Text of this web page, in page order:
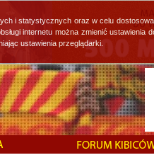
i statystycznych oraz w celu
internetu można zmienić
ustawienia przeglądarki.